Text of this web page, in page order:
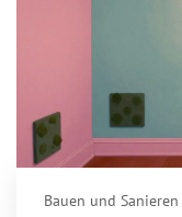
Bauen und Sanieren